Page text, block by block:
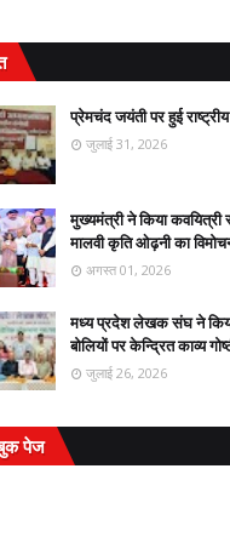
प्रेमचंद जयंती पर हुई राष्ट्रीय
जुलाई 31, 2026
मुख्यमंत्री ने किया कवयित्री
मालवी कृति ओढ़नी का
अगस्त 01, 2026
मध्य प्रदेश लेखक संघ ने
बोलियों पर केन्द्रित काव्य
जुलाई 26, 2026
पेज